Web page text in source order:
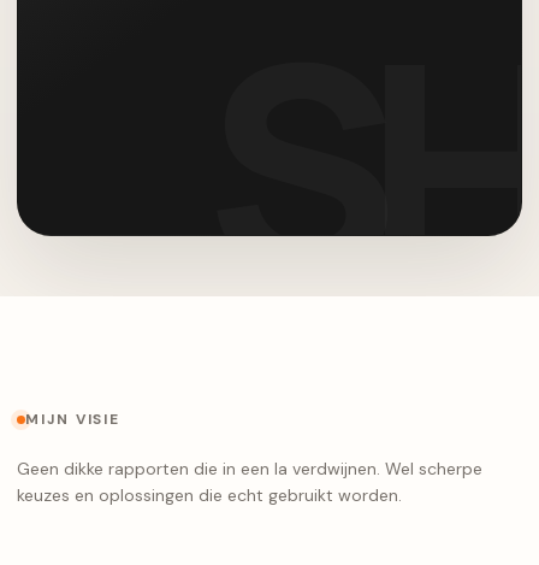
MIJN VISIE
Geen dikke rapporten die in een la verdwijnen. Wel scherpe
keuzes en oplossingen die echt gebruikt worden.